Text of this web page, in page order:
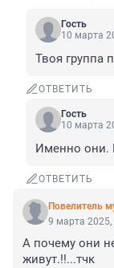
Гость
10 марта
Твоя группа
ОТВЕТИТЬ
Гость
10 марта
Именно они.
ОТВЕТИТЬ
Повелитель
9 марта 2025,
А почему они
живут.!!...тчк